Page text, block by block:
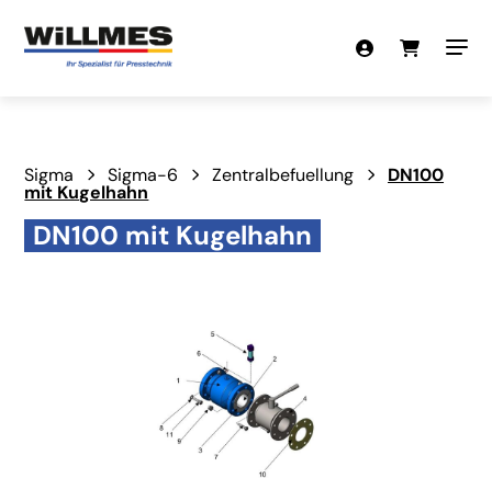
Sigma Sigma-6 Zentralbefuellung DN100
mit Kugelhahn
DN100 mit Kugelhahn